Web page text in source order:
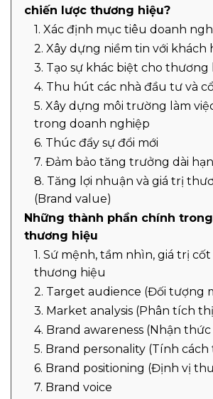
chiến lược thương hiệu?
1. Xác định mục tiêu doanh
2. Xây dựng niềm tin với khách
3. Tạo sự khác biệt cho thương
4. Thu hút các nhà đầu tư và
5. Xây dựng môi trường làm
trong doanh nghiệp
6. Thúc đẩy sự đổi mới
7. Đảm bảo tăng trưởng dài hạn
8. Tăng lợi nhuận và giá trị
(Brand value)
Những thành phần chính
thương hiệu
1. Sứ mệnh, tầm nhìn, giá trị cốt
thương hiệu
2. Target audience (Đối tượng
3. Market analysis (Phân tích
4. Brand awareness (Nhận
5. Brand personality (Tính
6. Brand positioning (Định vị
7. Brand voice